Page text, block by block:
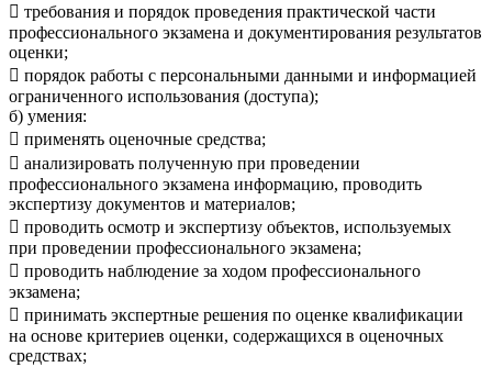
 требования и порядок проведения практической части
профессионального экзамена и документирования результатов
оценки;
 порядок работы с персональными данными и информацией
ограниченного использования (доступа);
б) умения:
 применять оценочные средства;
 анализировать полученную при проведении
профессионального экзамена информацию, проводить
экспертизу документов и материалов;
 проводить осмотр и экспертизу объектов, используемых
при проведении профессионального экзамена;
 проводить наблюдение за ходом профессионального
экзамена;
 принимать экспертные решения по оценке квалификации
на основе критериев оценки, содержащихся в оценочных
средствах;